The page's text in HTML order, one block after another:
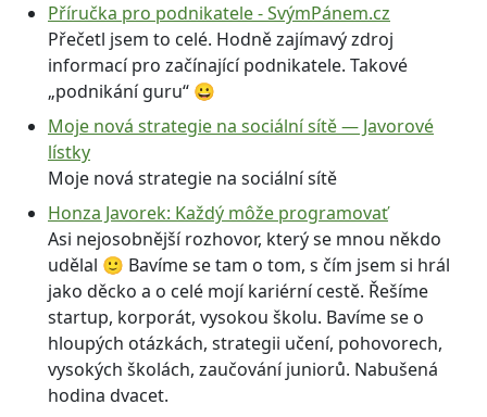
Příručka pro podnikatele - SvýmPánem.cz
Přečetl jsem to celé. Hodně zajímavý zdroj
informací pro začínající podnikatele. Takové
„podnikání guru“ 😀
Moje nová strategie na sociální sítě — Javorové
lístky
Moje nová strategie na sociální sítě
Honza Javorek: Každý môže programovať
Asi nejosobnější rozhovor, který se mnou někdo
udělal 🙂 Bavíme se tam o tom, s čím jsem si hrál
jako děcko a o celé mojí kariérní cestě. Řešíme
startup, korporát, vysokou školu. Bavíme se o
hloupých otázkách, strategii učení, pohovorech,
vysokých školách, zaučování juniorů. Nabušená
hodina dvacet.